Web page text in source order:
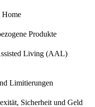
Home
Produkte
Living (AAL)
Limitierungen
Sicherheit und Geld